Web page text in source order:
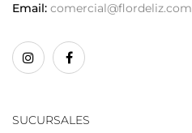
Email: comercial@flordeliz.com
SUCURSALES